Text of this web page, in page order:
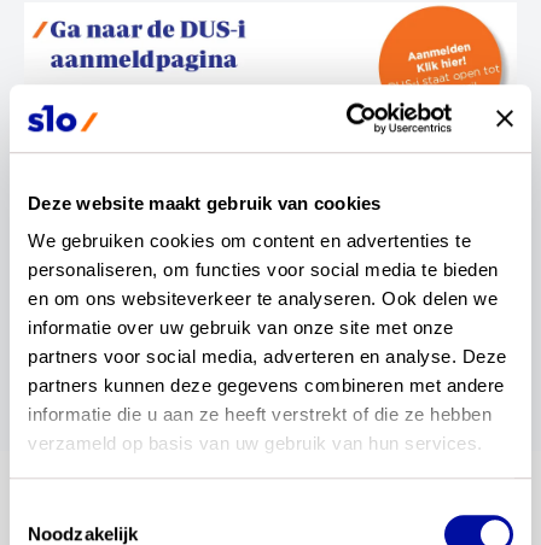
Deze website maakt gebruik van cookies
We gebruiken cookies om content en advertenties te
personaliseren, om functies voor social media te bieden
en om ons websiteverkeer te analyseren. Ook delen we
informatie over uw gebruik van onze site met onze
partners voor social media, adverteren en analyse. Deze
partners kunnen deze gegevens combineren met andere
informatie die u aan ze heeft verstrekt of die ze hebben
verzameld op basis van uw gebruik van hun services.
Noodzakelijk
wil je dit delen?
blijf op de hoogte